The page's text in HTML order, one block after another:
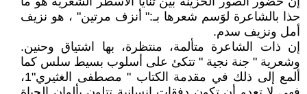
حذا بالشاعرة لوَسم شعرها بـ:" أنزف مرتين" ، هو نزيف
أمل ونزيف سدم.
إن ذات الشاعرة متألمة، منتظرة، بها اشتياق وحنين.
وشعرية " جنة نجية " تتكئ على أسلوب بسيط سلس كما
ألمع إلى ذلك في مقدمة الكتاب " مصطفى الغثيري"1،